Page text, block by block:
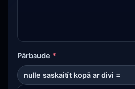
Pārbaude *
nulle saskaitīt kopā ar divi =